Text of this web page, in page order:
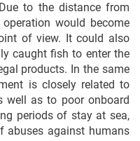
to the distance from
would become
of view. It could also
caught fish to enter the
products. In the same
is closely related to
well as to poor onboard
periods of stay at sea,
abuses against humans